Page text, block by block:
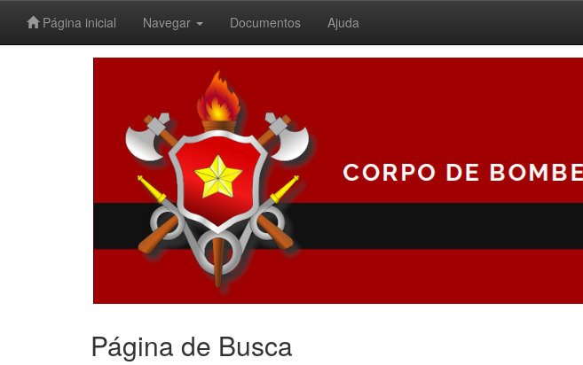
Página inicial Navegar Documentos Ajuda
Página de Busca